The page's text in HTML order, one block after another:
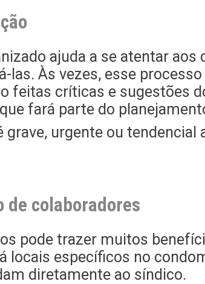
ajuda a se atentar
las. Às vezes, esse
feitas críticas e sugestões
fará parte do
grave, urgente ou
de colaboradores
pode trazer muitos
locais específicos no
diretamente ao síndico.